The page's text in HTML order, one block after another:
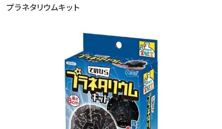
プラネタリウムキット